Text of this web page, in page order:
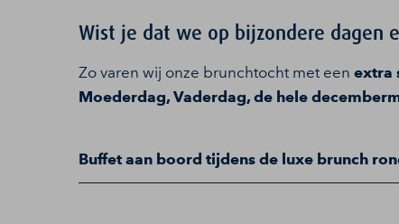
Wist je dat we op bijzondere dagen
Zo varen wij onze brunchtocht met een extra
Moederdag, Vaderdag, de hele
Buffet aan boord tijdens de luxe brunch